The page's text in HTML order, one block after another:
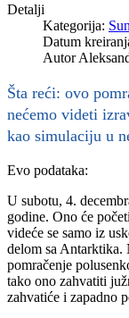
Detalji
Kategorija:
Datum
Autor
Šta reći: ovo
nećemo videti
kao simulaciju u
Evo podataka:
U subotu, 4.
godine. Ono će
videće se samo iz
delom sa Antarktika.
pomračenje
tako ono zahvatiti
zahvatiće i zapadno